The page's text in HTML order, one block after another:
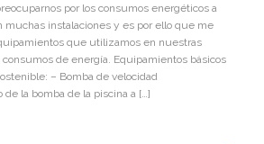
por los consumos energéticos a
muchas instalaciones y es por ello que me
que utilizamos en nuestras
de energía. Equipamientos básicos
– Bomba de velocidad
la bomba de la piscina a […]